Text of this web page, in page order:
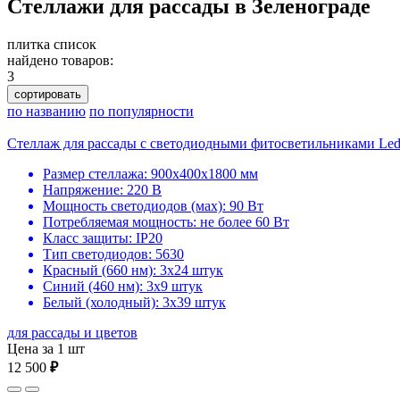
Стеллажи для рассады в Зеленограде
плитка список
найдено товаров:
3
сортировать
по названию по популярности
Стеллаж для рассады с светодиодными фитосветильниками
Размер стеллажа: 900х400х1800 мм
Напряжение: 220 В
Мощность светодиодов (мах): 90 Вт
Потребляемая мощность: не более 60 Вт
Класс защиты: IP20
Тип светодиодов: 5630
Красный (660 нм): 3х24 штук
Синий (460 нм): 3х9 штук
Белый (холодный): 3х39 штук
для рассады и цветов
Цена за 1 шт
12 500 ₽